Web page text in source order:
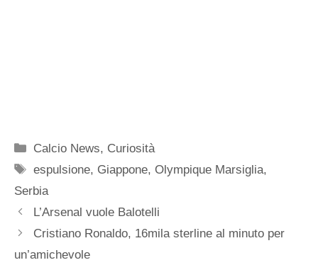
Categorie
Calcio News, Curiosità
Tag
espulsione, Giappone,Olympique Marsiglia,
Serbia
L’Arsenal vuole Balotelli
Cristiano Ronaldo, 16mila sterline al minuto per
un’amichevole